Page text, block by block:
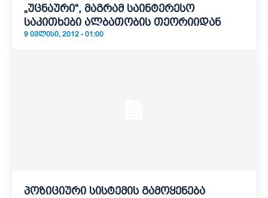
„უცნაური“, მაგრამ საინტერესო
საკითხები ალბათობის თეორიიდან
9 ᲘᲕᲚᲘᲡᲘ, 2012 - 01:00
პოზიციური სისტემის გამოყენება